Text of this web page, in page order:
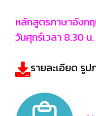
หลักสูตรภาษาอังกฤ
วันศุกร์เวลา 8.30 น
รายละเอียด รู